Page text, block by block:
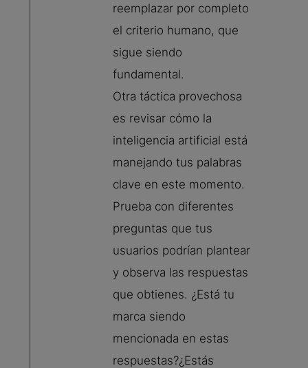
reemplazar por completo
el criterio humano, que
sigue siendo
fundamental.
Otra táctica provechosa
es revisar cómo la
inteligencia artificial está
manejando tus palabras
clave en este momento.
Prueba con diferentes
preguntas que tus
usuarios podrían plantear
y observa las respuestas
que obtienes. ¿Está tu
marca siendo
mencionada en estas
respuestas?¿Estás